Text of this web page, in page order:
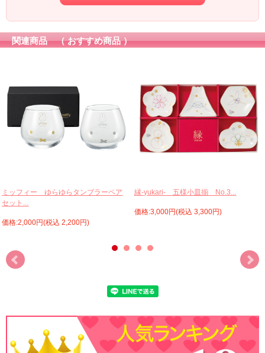
関連商品 （ おすすめ商品 ）
ミッフィー ゆらゆらタンブラーペア
セット...
価格:2,000円(税込 2,200円)
縁-yukari- 五様小皿揃 No.3...
価格:3,000円(税込 3,300円)